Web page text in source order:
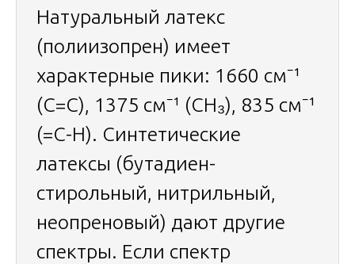
Натуральный латекс
(полиизопрен) имеет
характерные пики: 1660 см⁻¹
(C=C), 1375 см⁻¹ (CH₃), 835 см⁻¹
(=C-H). Синтетические
латексы (бутадиен-
стирольный, нитрильный,
неопреновый) дают другие
спектры. Если спектр